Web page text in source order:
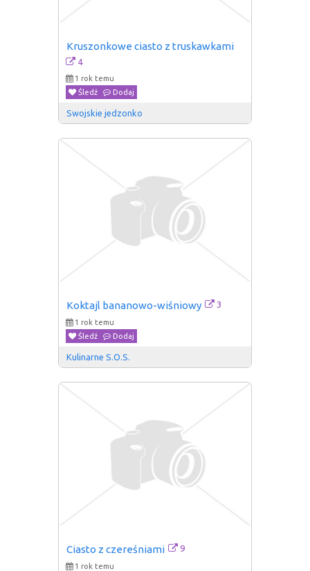
Kruszonkowe ciasto z truskawkami
4
1 rok temu
Śledź
Dodaj
Swojskie jedzonko
Koktajl bananowo-wiśniowy 3
1 rok temu
Śledź
Dodaj
Kulinarne S.O.S.
Ciasto z czereśniami 9
1 rok temu